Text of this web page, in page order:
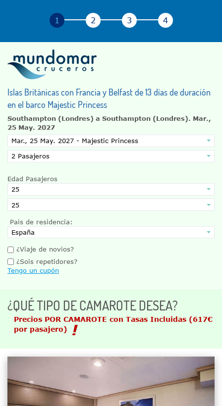
Islas Británicas con Francia y Belfast de 13 días de duración
en el barco Majestic Princess
Southampton (Londres) a Southampton (Londres). Mar.,
25 May. 2027
Edad Pasajeros
Pais de residencia:
¿Viaje de novios?
¿Sois repetidores?
Tengo un cupón
¿QUÉ TIPO DE CAMAROTE DESEA?
Precios POR CAMAROTE con Tasas Incluidas (617€
por pasajero)